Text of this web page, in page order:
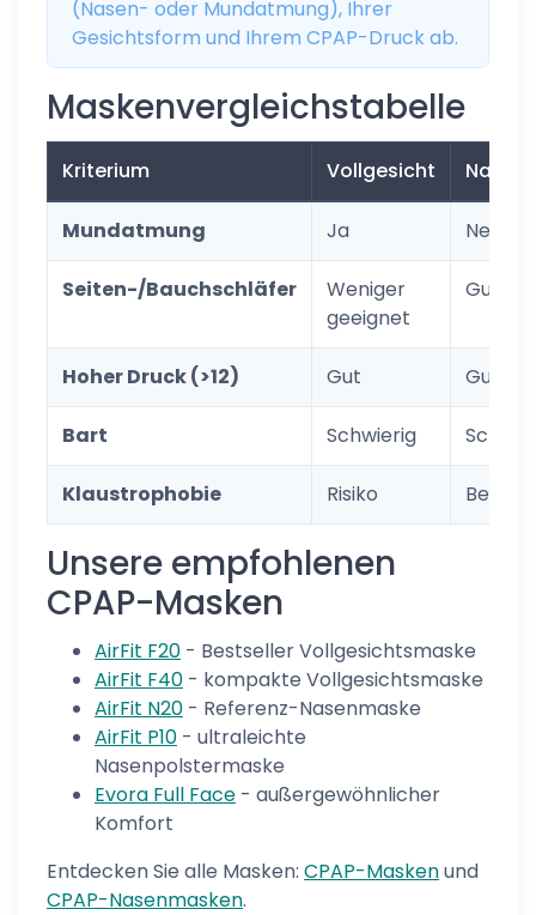
(Nasen- oder Mundatmung), Ihrer
Gesichtsform und Ihrem CPAP-Druck ab.
Maskenvergleichstabelle
Kriterium Vollgesicht Nasen
Mundatmung Ja Nein
Seiten-/Bauchschläfer
Weniger
geeignet
Gut
Hoher Druck (>12) Gut Gut
Bart Schwierig
Klaustrophobie Risiko
Unsere empfohlenen
CPAP-Masken
AirFit F20 - Bestseller Vollgesichtsmaske
AirFit F40 - kompakte Vollgesichtsmaske
AirFit N20 - Referenz-Nasenmaske
AirFit P10 - ultraleichte
Nasenpolstermaske
Evora Full Face - außergewöhnlicher
Komfort
Entdecken Sie alle Masken: CPAP-Maskenund
CPAP-Nasenmasken.